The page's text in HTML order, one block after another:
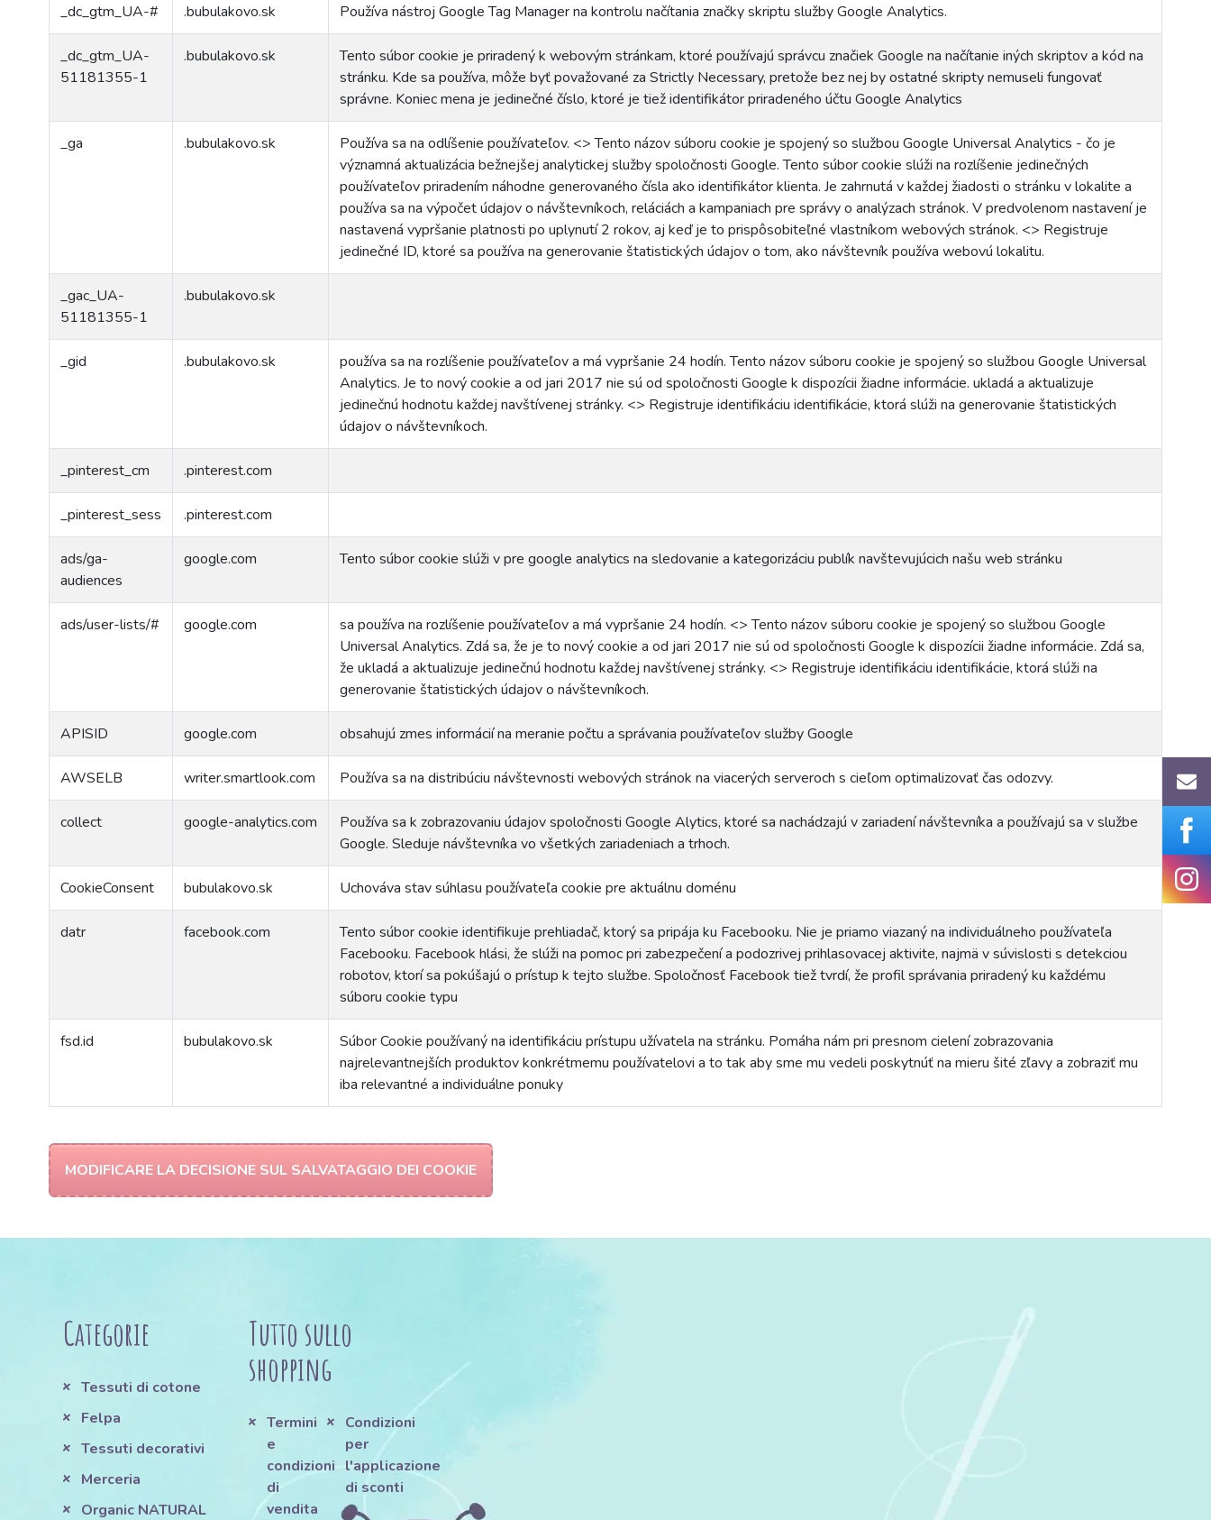
_dc_gtm_UA-# .bubulakovo.sk Používa nástroj Google Tag Manager na kontrolu načítania značky skriptu služby Google Analytics.
_dc_gtm_UA-
51181355-1
.bubulakovo.sk
Tento súbor cookie je priradený k webovým stránkam, ktoré používajú správcu značiek Google na načítanie iných skriptov a kód na
stránku. Kde sa používa, môže byť považované za Strictly Necessary, pretože bez nej by ostatné skripty nemuseli fungovať
správne. Koniec mena je jedinečné číslo, ktoré je tiež identifikátor priradeného účtu Google Analytics
_ga .bubulakovo.sk
Používa sa na odlíšenie používateľov. <> Tento názov súboru cookie je spojený so službou Google Universal Analytics - čo je
významná aktualizácia bežnejšej analytickej služby spoločnosti Google. Tento súbor cookie slúži na rozlíšenie jedinečných
používateľov priradením náhodne generovaného čísla ako identifikátor klienta. Je zahrnutá v každej žiadosti o stránku v lokalite a
používa sa na výpočet údajov o návštevníkoch, reláciách a kampaniach pre správy o analýzach stránok. V predvolenom nastavení je
nastavená vypršanie platnosti po uplynutí 2 rokov, aj keď je to prispôsobiteľné vlastníkom webových stránok. <> Registruje
jedinečné ID, ktoré sa používa na generovanie štatistických údajov o tom, ako návštevník používa webovú lokalitu.
_gac_UA-
51181355-1
.bubulakovo.sk
_gid .bubulakovo.sk
používa sa na rozlíšenie používateľov a má vypršanie 24 hodín. Tento názov súboru cookie je spojený so službou Google Universal
Analytics. Je to nový cookie a od jari 2017 nie sú od spoločnosti Google k dispozícii žiadne informácie. ukladá a aktualizuje
jedinečnú hodnotu každej navštívenej stránky. <> Registruje identifikáciu identifikácie, ktorá slúži na generovanie štatistických
údajov o návštevníkoch.
_pinterest_cm .pinterest.com
_pinterest_sess .pinterest.com
ads/ga-
audiences
google.com Tento súbor cookie slúži v pre google analytics na sledovanie a kategorizáciu publík navštevujúcich našu web stránku
ads/user-lists/# google.com
sa používa na rozlíšenie používateľov a má vypršanie 24 hodín. <> Tento názov súboru cookie je spojený so službou Google
Universal Analytics. Zdá sa, že je to nový cookie a od jari 2017 nie sú od spoločnosti Google k dispozícii žiadne informácie. Zdá sa,
že ukladá a aktualizuje jedinečnú hodnotu každej navštívenej stránky. <> Registruje identifikáciu identifikácie, ktorá slúži na
generovanie štatistických údajov o návštevníkoch.
APISID google.com obsahujú zmes informácií na meranie počtu a správania používateľov služby Google
AWSELB writer.smartlook.com Používa sa na distribúciu návštevnosti webových stránok na viacerých serveroch s cieľom optimalizovať čas odozvy.
collect google-analytics.com
Používa sa k zobrazovaniu údajov spoločnosti Google Alytics, ktoré sa nachádzajú v zariadení návštevníka a používajú sa v službe
Google. Sleduje návštevníka vo všetkých zariadeniach a trhoch.
CookieConsent bubulakovo.sk Uchováva stav súhlasu používateľa cookie pre aktuálnu doménu
datr facebook.com
Tento súbor cookie identifikuje prehliadač, ktorý sa pripája ku Facebooku. Nie je priamo viazaný na individuálneho používateľa
Facebooku. Facebook hlási, že slúži na pomoc pri zabezpečení a podozrivej prihlasovacej aktivite, najmä v súvislosti s detekciou
robotov, ktorí sa pokúšajú o prístup k tejto službe. Spoločnosť Facebook tiež tvrdí, že profil správania priradený ku každému
súboru cookie typu
fsd.id bubulakovo.sk
Súbor Cookie používaný na identifikáciu prístupu užívatela na stránku. Pomáha nám pri presnom cielení zobrazovania
najrelevantnejších produktov konkrétmemu používatelovi a to tak aby sme mu vedeli poskytnúť na mieru šité zľavy a zobraziť mu
iba relevantné a individuálne ponuky
MODIFICARE LA DECISIONE SUL SALVATAGGIO DEI COOKIE
Categorie
Tessuti di cotone
Felpa
Tessuti decorativi
Merceria
Organic NATURAL
Tutto sullo
shopping
Termini
e
condizioni
di
vendita
Condizioni
per
l'applicazione
di sconti
e